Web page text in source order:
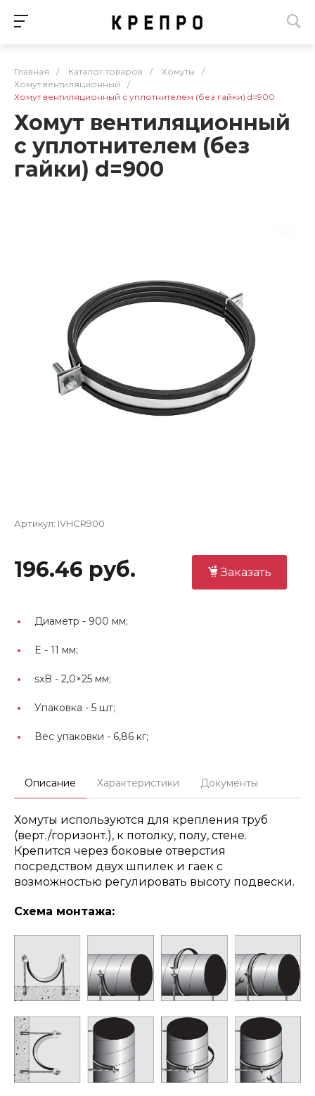
Главная / Каталог товаров / Хомуты
/
Хомут вентиляционный
/
Хомут вентиляционный с уплотнителем (без гайки) d=900
Хомут вентиляционный
с уплотнителем (без
гайки) d=900
Артикул: IVHCR900
196.46 руб. Заказать
Диаметр - 900 мм;
E - 11 мм;
sxB - 2,0×25 мм;
Упаковка - 5 шт;
Вес упаковки - 6,86 кг;
Описание Характеристики Документы
Хомуты используются для крепления труб
(верт./горизонт.), к потолку, полу, стене.
Крепится через боковые отверстия
посредством двух шпилек и гаек с
возможностью регулировать высоту подвески.
Схема монтажа: